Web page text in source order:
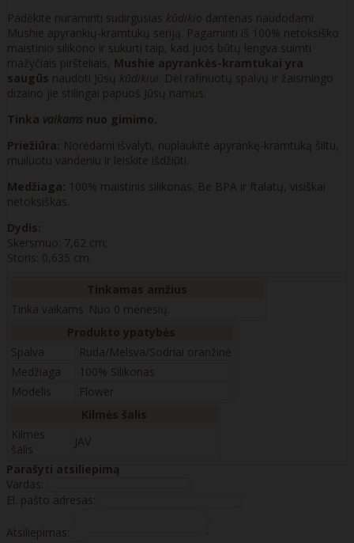
Padėkite nuraminti sudirgusias kūdikio dantenas naudodami
Mushie apyrankių-kramtukų seriją. Pagaminti iš 100% netoksiško
maistinio silikono ir sukurti taip, kad juos būtų lengva suimti
mažyčiais piršteliais, Mushie apyrankės-kramtukai yra
saugūs naudoti Jūsų kūdikiui . Dėl rafinuotų spalvų ir žaismingo
dizaino jie stilingai papuoš Jūsų namus.
Tinka vaikams nuo gimimo.
Priežiūra: Norėdami išvalyti, nuplaukite apyrankę-kramtuką šiltu,
muiluotu vandeniu ir leiskite išdžiūti.
Medžiaga: 100% maistinis silikonas. Be BPA ir ftalatų, visiškai
netoksiškas.
Dydis:
Skersmuo: 7,62 cm;
Storis: 0,635 cm.
Tinka vaikams Nuo 0 mėnesių.
Spalva
Ruda/Melsva/Sodriai oranžinė
Medžiaga
100% Silikonas
Modelis
Flower
Kilmės
šalis
JAV
Parašyti atsiliepimą
Vardas:
El. pašto adresas:
Atsiliepimas: